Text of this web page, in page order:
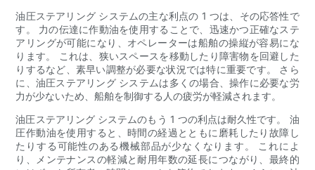
油圧ステアリング システムの主な利点の 1 つは、その応答性で
す。 力の伝達に作動油を使用することで、迅速かつ正確なステ
アリングが可能になり、オペレーターは船舶の操縦が容易にな
ります。 これは、狭いスペースを移動したり障害物を回避した
りするなど、素早い調整が必要な状況では特に重要です。 さら
に、油圧ステアリング システムは多くの場合、操作に必要な労
力が少ないため、船舶を制御する人の疲労が軽減されます。
油圧ステアリング システムのもう 1 つの利点は耐久性です。 油
圧作動油を使用すると、時間の経過とともに磨耗したり故障し
たりする可能性のある機械部品が少なくなります。 これによ
り、メンテナンスの軽減と耐用年数の延長につながり、最終的